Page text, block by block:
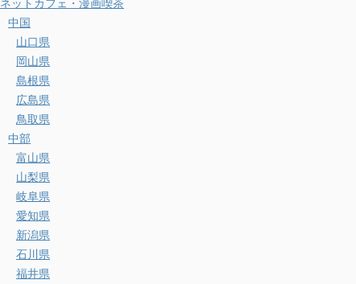
中国
山口県
岡山県
島根県
広島県
鳥取県
中部
富山県
山梨県
岐阜県
愛知県
新潟県
石川県
福井県